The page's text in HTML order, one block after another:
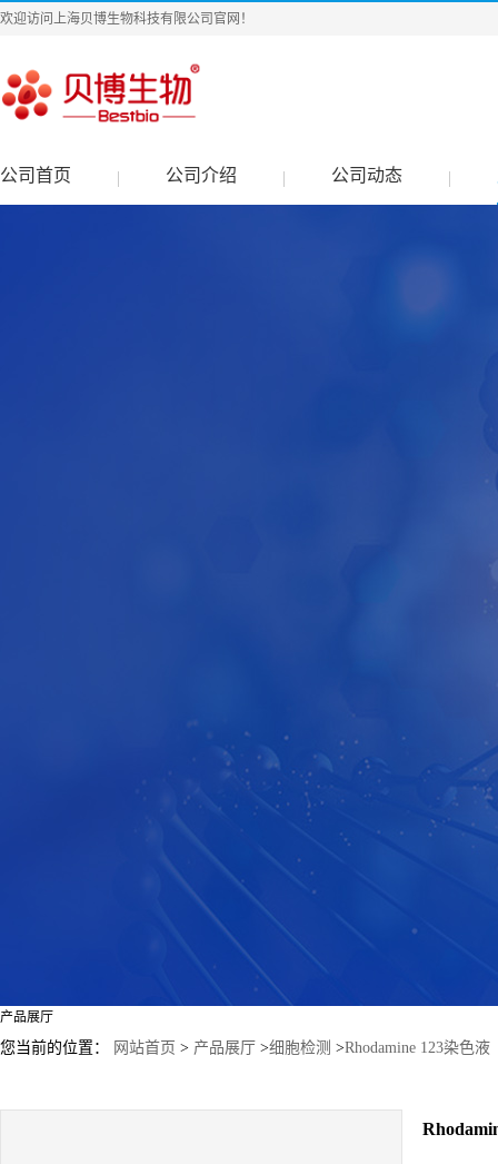
欢迎访问上海贝博生物科技有限公司官网！
公司首页 公司介绍 公司动态
产品展厅
您当前的位置： 网站首页 > 产品展厅 >细胞检测 >Rhodamine 123染色液